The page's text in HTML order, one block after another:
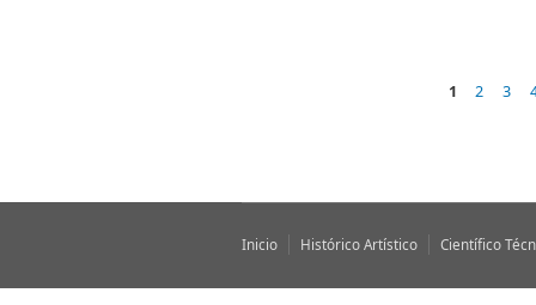
1 2 3
Inicio Histórico Artístico Científico